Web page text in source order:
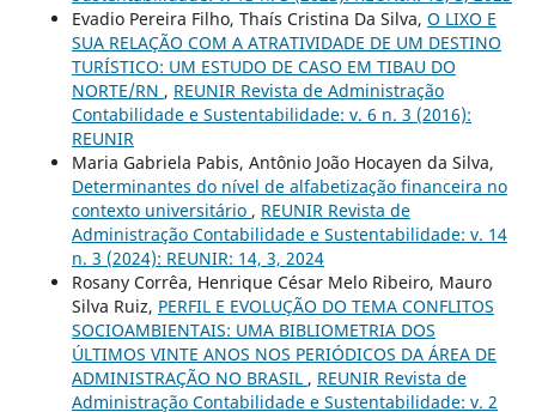
Evadio Pereira Filho, Thaís Cristina Da Silva, O LIXO E
SUA RELAÇÃO COM A ATRATIVIDADE DE UM DESTINO
TURÍSTICO: UM ESTUDO DE CASO EM TIBAU DO
NORTE/RN , REUNIR Revista de Administração
Contabilidade e Sustentabilidade: v. 6 n. 3 (2016):
REUNIR
Maria Gabriela Pabis, Antônio João Hocayen da Silva,
Determinantes do nível de alfabetização financeira no
contexto universitário , REUNIR Revista de
Administração Contabilidade e Sustentabilidade: v. 14
n. 3 (2024): REUNIR: 14, 3, 2024
Rosany Corrêa, Henrique César Melo Ribeiro, Mauro
Silva Ruiz, PERFIL E EVOLUÇÃO DO TEMA CONFLITOS
SOCIOAMBIENTAIS: UMA BIBLIOMETRIA DOS
ÚLTIMOS VINTE ANOS NOS PERIÓDICOS DA ÁREA DE
ADMINISTRAÇÃO NO BRASIL , REUNIR Revista de
Administração Contabilidade e Sustentabilidade: v. 2